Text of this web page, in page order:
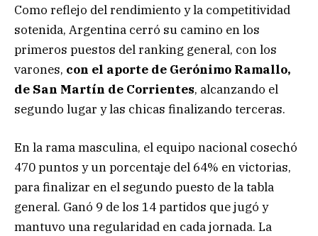
Como reflejo del rendimiento y la competitividad
sotenida, Argentina cerró su camino en los
primeros puestos del ranking general, con los
varones, con el aporte de Gerónimo Ramallo,
de San Martín de Corrientes, alcanzando el
segundo lugar y las chicas finalizando terceras.
En la rama masculina, el equipo nacional cosechó
470 puntos y un porcentaje del 64% en victorias,
para finalizar en el segundo puesto de la tabla
general. Ganó 9 de los 14 partidos que jugó y
mantuvo una regularidad en cada jornada. La